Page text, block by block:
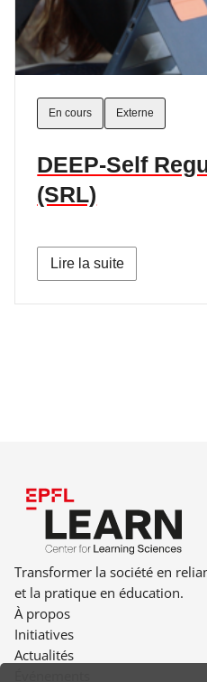
En cours Externe
DEEP-Self
(SRL)
Lire la suite
Transformer la société en
et la pratique en éducation.
À propos
Initiatives
Actualités